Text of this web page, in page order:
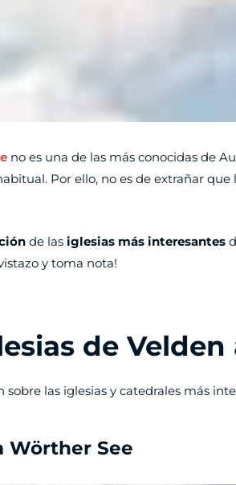
no es una de las más conocidas de
Por ello, no es de extrañar que
de las iglesias más interesantes
y toma nota!
de
las iglesias y catedrales más
Wörther See